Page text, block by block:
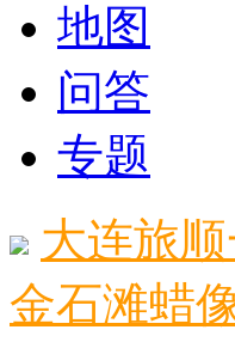
地图
问答
专题
大连旅
金石滩蜡